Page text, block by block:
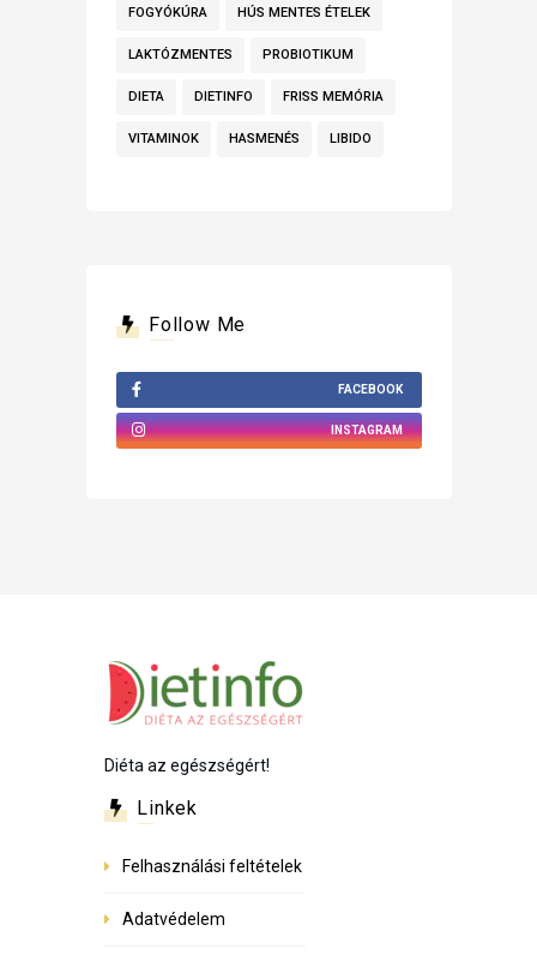
FOGYÓKÚRA HÚS MENTES ÉTELEK
LAKTÓZMENTES PROBIOTIKUM
DIETA DIETINFO FRISS MEMÓRIA
VITAMINOK HASMENÉS LIBIDO
Follow Me
FACEBOOK
INSTAGRAM
Diéta az egészségért!
Linkek
Felhasználási feltételek
Adatvédelem